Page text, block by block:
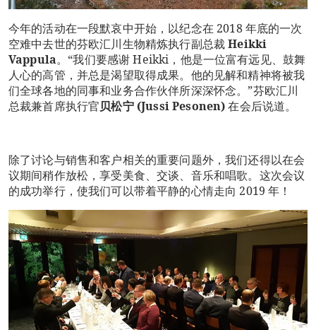
今年的活动在一段默哀中开始，以纪念在 2018 年底的一次
空难中去世的芬欧汇川生物精炼执行副总裁Heikki
Vappula。“我们要感谢 Heikki，他是一位富有远见、鼓舞
人心的高管，并总是渴望取得成果。他的见解和精神将被我
们全球各地的同事和业务合作伙伴所深深怀念。”芬欧汇川
总裁兼首席执行官贝松宁(Jussi Pesonen)在会后说道。
除了讨论与销售和客户相关的重要问题外，我们还得以在会
议期间稍作放松，享受美食、交谈、音乐和唱歌。这次会议
的成功举行，使我们可以带着平静的心情走向 2019 年！